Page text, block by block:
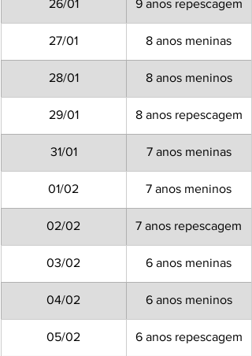
26/01 9 anos repescagem
27/01 8 anos meninas
28/01 8 anos meninos
29/01 8 anos repescagem
31/01 7 anos meninas
01/02 7 anos meninos
02/02 7 anos repescagem
03/02 6 anos meninas
04/02 6 anos meninos
05/02 6 anos repescagem